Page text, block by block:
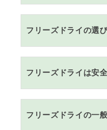
フリーズドライの選
フリーズドライは安
フリーズドライの一